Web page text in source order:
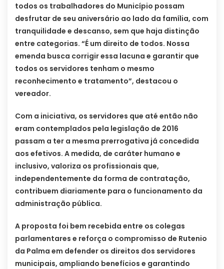
todos os trabalhadores do Município possam
desfrutar de seu aniversário ao lado da família, com
tranquilidade e descanso, sem que haja distinção
entre categorias. “É um direito de todos. Nossa
emenda busca corrigir essa lacuna e garantir que
todos os servidores tenham o mesmo
reconhecimento e tratamento”, destacou o
vereador.
Com a iniciativa, os servidores que até então não
eram contemplados pela legislação de 2016
passam a ter a mesma prerrogativa já concedida
aos efetivos. A medida, de caráter humano e
inclusivo, valoriza os profissionais que,
independentemente da forma de contratação,
contribuem diariamente para o funcionamento da
administração pública.
A proposta foi bem recebida entre os colegas
parlamentares e reforça o compromisso de Rutenio
da Palma em defender os direitos dos servidores
municipais, ampliando benefícios e garantindo